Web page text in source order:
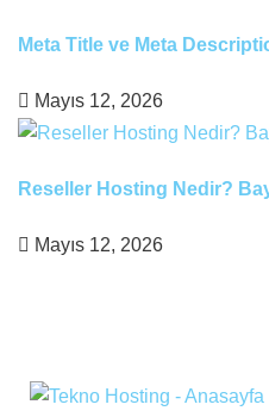
Meta Title ve Meta
Mayıs 12, 2026
Reseller Hosting Nedir?
Mayıs 12, 2026